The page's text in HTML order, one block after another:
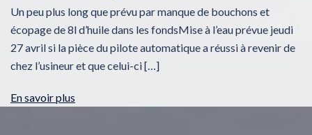
Un peu plus long que prévu par manque de bouchons et
écopage de 8l d’huile dans les fondsMise à l’eau prévue jeudi
27 avril si la pièce du pilote automatique a réussi à revenir de
chez l’usineur et que celui-ci […]
En savoir plus